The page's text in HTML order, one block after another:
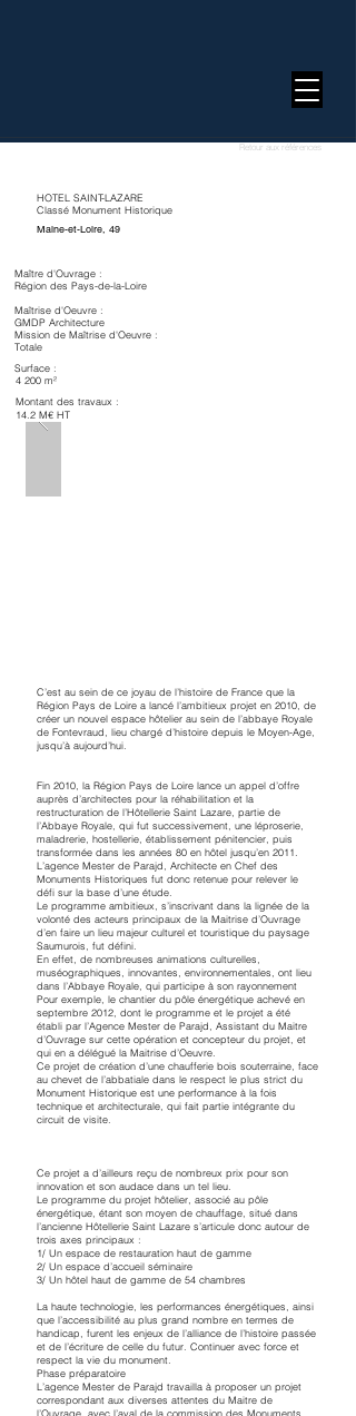
Retour aux références
HOTEL SAINT-LAZARE
Classé Monument Historique
Maine-et-Loire, 49
Maître d'Ouvrage :
Région des Pays-de-la-Loire
Maîtrise d'Oeuvre :
GMDP Architecture
Mission de Maîtrise d'Oeuvre :
Totale
Surface :
4 200 m²
Montant des travaux :
14.2 M€ HT
C’est au sein de ce joyau de l’histoire de France que la
Région Pays de Loire a lancé l’ambitieux projet en 2010, de
créer un nouvel espace hôtelier au sein de l’abbaye Royale
de Fontevraud, lieu chargé d’histoire depuis le Moyen-Age,
jusqu’à aujourd’hui.
Fin 2010, la Région Pays de Loire lance un appel d’offre
auprès d’architectes pour la réhabilitation et la
restructuration de l’Hôtellerie Saint Lazare, partie de
l’Abbaye Royale, qui fut successivement, une léproserie,
maladrerie, hostellerie, établissement pénitencier, puis
transformée dans les années 80 en hôtel jusqu’en 2011.
L’agence Mester de Parajd, Architecte en Chef des
Monuments Historiques fut donc retenue pour relever le
défi sur la base d’une étude.
Le programme ambitieux, s’inscrivant dans la lignée de la
volonté des acteurs principaux de la Maitrise d’Ouvrage
d’en faire un lieu majeur culturel et touristique du paysage
Saumurois, fut défini.
En effet, de nombreuses animations culturelles,
muséographiques, innovantes, environnementales, ont lieu
dans l’Abbaye Royale, qui participe à son rayonnement
Pour exemple, le chantier du pôle énergétique achevé en
septembre 2012, dont le programme et le projet a été
établi par l’Agence Mester de Parajd, Assistant du Maitre
d’Ouvrage sur cette opération et concepteur du projet, et
qui en a délégué la Maitrise d’Oeuvre.
Ce projet de création d’une chaufferie bois souterraine, face
au chevet de l’abbatiale dans le respect le plus strict du
Monument Historique est une performance à la fois
technique et architecturale, qui fait partie intégrante du
circuit de visite.
Ce projet a d’ailleurs reçu de nombreux prix pour son
innovation et son audace dans un tel lieu.
Le programme du projet hôtelier, associé au pôle
énergétique, étant son moyen de chauffage, situé dans
l’ancienne Hôtellerie Saint Lazare s’articule donc autour de
trois axes principaux :
1/ Un espace de restauration haut de gamme
2/ Un espace d’accueil séminaire
3/ Un hôtel haut de gamme de 54 chambres
La haute technologie, les performances énergétiques, ainsi
que l’accessibilité au plus grand nombre en termes de
handicap, furent les enjeux de l’alliance de l’histoire passée
et de l’écriture de celle du futur. Continuer avec force et
respect la vie du monument.
Phase préparatoire
L’agence Mester de Parajd travailla à proposer un projet
correspondant aux diverses attentes du Maitre de
l’Ouvrage, avec l’aval de la commission des Monuments